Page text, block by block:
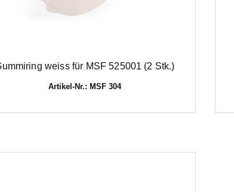
weiss für MSF 525001 (2 Stk.)
Artikel-Nr.: MSF 304